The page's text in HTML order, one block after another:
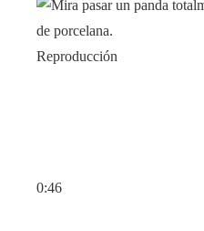
Reproducción
0:46